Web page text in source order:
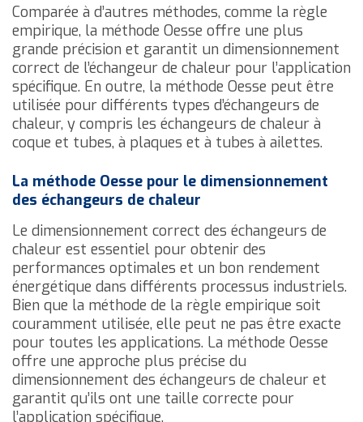
Comparée à d’autres méthodes, comme la règle
empirique, la méthode Oesse offre une plus
grande précision et garantit un dimensionnement
correct de l’échangeur de chaleur pour l’application
spécifique. En outre, la méthode Oesse peut être
utilisée pour différents types d’échangeurs de
chaleur, y compris les échangeurs de chaleur à
coque et tubes, à plaques et à tubes à ailettes.
La méthode Oesse pour le dimensionnement
des échangeurs de chaleur
Le dimensionnement correct des échangeurs de
chaleur est essentiel pour obtenir des
performances optimales et un bon rendement
énergétique dans différents processus industriels.
Bien que la méthode de la règle empirique soit
couramment utilisée, elle peut ne pas être exacte
pour toutes les applications. La méthode Oesse
offre une approche plus précise du
dimensionnement des échangeurs de chaleur et
garantit qu’ils ont une taille correcte pour
l’application spécifique.